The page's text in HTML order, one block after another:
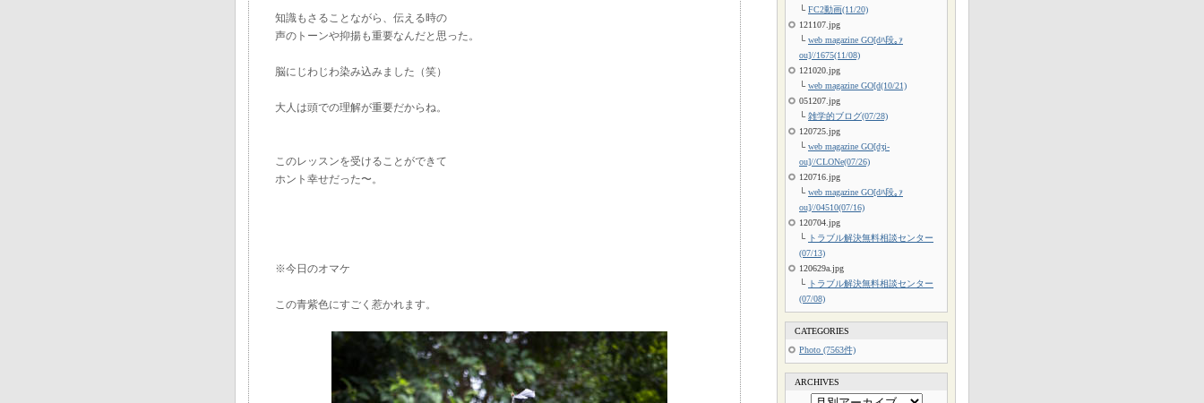
知識もさることながら、伝える時の
声のトーンや抑揚も重要なんだと思った。
脳にじわじわ染み込みました（笑）
大人は頭での理解が重要だからね。
このレッスンを受けることができて
ホント幸せだった〜。
※今日のオマケ
この青紫色にすごく惹かれます。
└ FC2動画(11/20)
121107.jpg
└ web magazine GO[dﾊ段｡ｧ
ou]//1675(11/08)
121020.jpg
└ web magazine GO[d(10/21)
051207.jpg
└ 雑学的ブログ(07/28)
120725.jpg
└ web magazine GO[dʒi-
ou]//CLONe(07/26)
120716.jpg
└ web magazine GO[dﾊ段｡ｧ
ou]//04510(07/16)
120704.jpg
└ トラブル解決無料相談センター
(07/13)
120629a.jpg
└ トラブル解決無料相談センター
(07/08)
CATEGORIES
Photo (7563件)
ARCHIVES